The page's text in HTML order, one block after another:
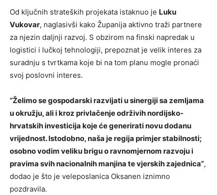
Od ključnih strateških projekata istaknuo je Luku
Vukovar, naglasivši kako Županija aktivno traži partnere
za njezin daljnji razvoj. S obzirom na finski napredak u
logistici i lučkoj tehnologiji, prepoznat je velik interes za
suradnju s tvrtkama koje bi na tom planu mogle pronaći
svoj poslovni interes.
“Želimo se gospodarski razvijati u sinergiji sa zemljama
u okružju, ali i kroz privlačenje održivih nordijsko-
hrvatskih investicija koje će generirati novu dodanu
vrijednost. Istodobno, naša je regija primjer stabilnosti;
osobno vodim veliku brigu o ravnomjernom razvoju i
pravima svih nacionalnih manjina te vjerskih zajednica”,
dodao je što je veleposlanica Oksanen iznimno
pozdravila.